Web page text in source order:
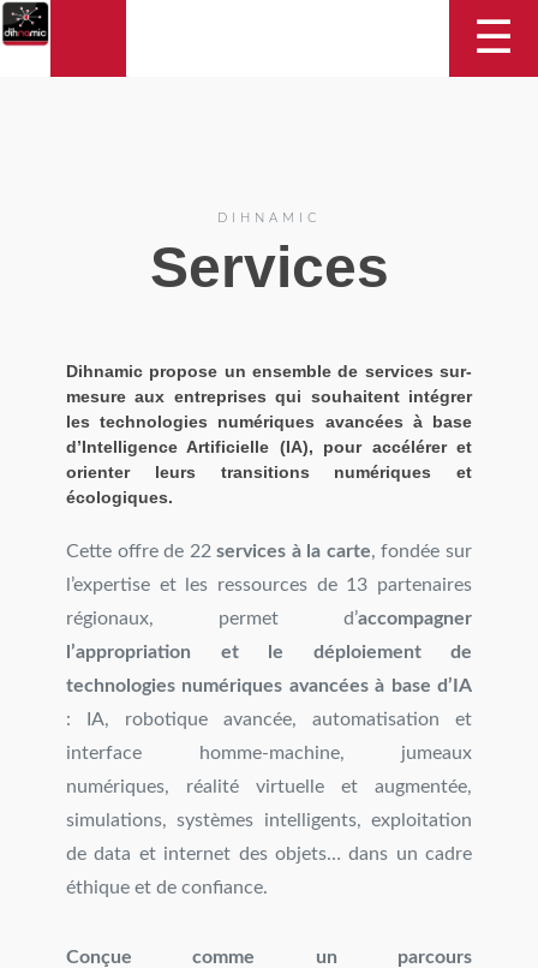
DIHNAMIC
☰
DIHNAMIC
Services
Dihnamic propose un ensemble de services sur-
mesure aux entreprises qui souhaitent intégrer
les technologies numériques avancées à base
d’Intelligence Artificielle (IA), pour accélérer et
orienter leurs transitions numériques et
écologiques.
Cette offre de 22services à la carte, fondée sur
l’expertise et les ressources de 13 partenaires
régionaux, permet d’accompagner
l’appropriation et le déploiement de
technologies numériques avancées à base d’IA
: IA, robotique avancée, automatisation et
interface homme-machine, jumeaux
numériques, réalité virtuelle et augmentée,
simulations, systèmes intelligents, exploitation
de data et internet des objets… dans un cadre
éthique et de confiance.
Conçue comme un parcours